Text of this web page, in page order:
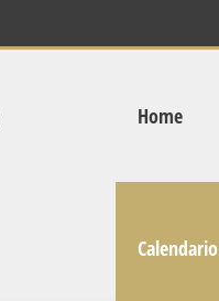
Home
Calendario